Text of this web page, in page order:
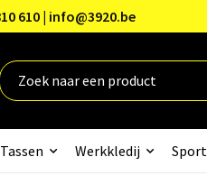
610 | info@3920.be
Tassen Werkkledij Sport